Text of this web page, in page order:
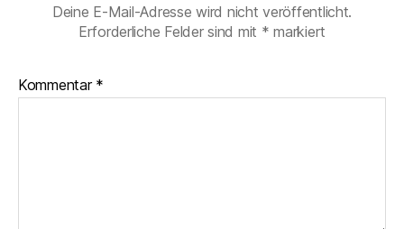
Deine E-Mail-Adresse wird nicht veröffentlicht.
Erforderliche Felder sind mit * markiert
Kommentar *